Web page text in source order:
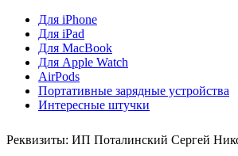
Для iPhone
Для iPad
Для MacBook
Для Apple Watch
AirPods
Портативные зарядные устройства
Интересные штучки
Реквизиты: ИП Поталинский Сергей